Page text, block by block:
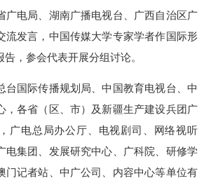
广电局、湖南广播电视台、广西自治区广
流发言，中国传媒大学专家学者作国际形
，参会代表开展分组讨论。
台国际传播规划局、中国教育电视台、中
，各省（区、市）及新疆生产建设兵团广
广电总局办公厅、电视剧司、网络视听
电集团、发展研究中心、广科院、研修学
门记者站、中广公司、内容中心等单位有